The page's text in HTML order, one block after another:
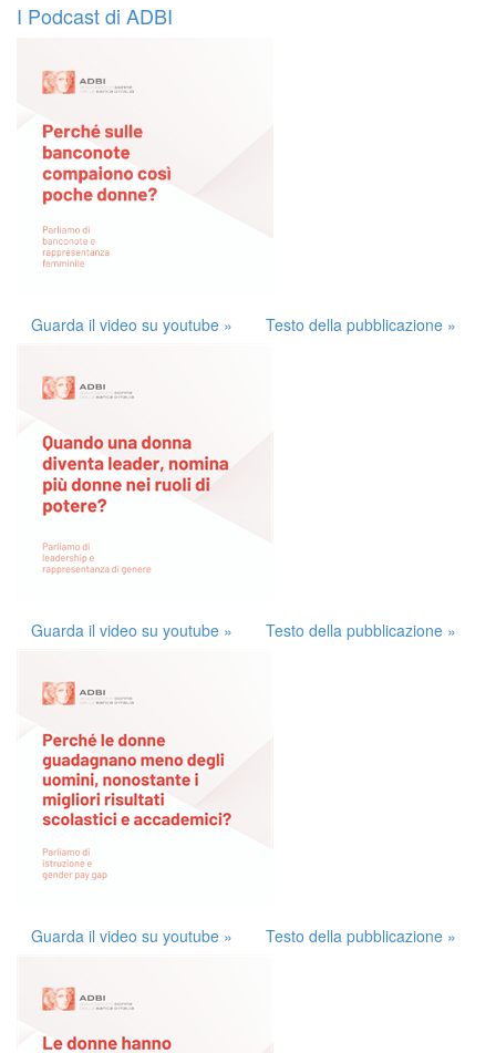
I Podcast di ADBI
Guarda il video su youtube » Testo della pubblicazione »
Guarda il video su youtube » Testo della pubblicazione »
Guarda il video su youtube » Testo della pubblicazione »